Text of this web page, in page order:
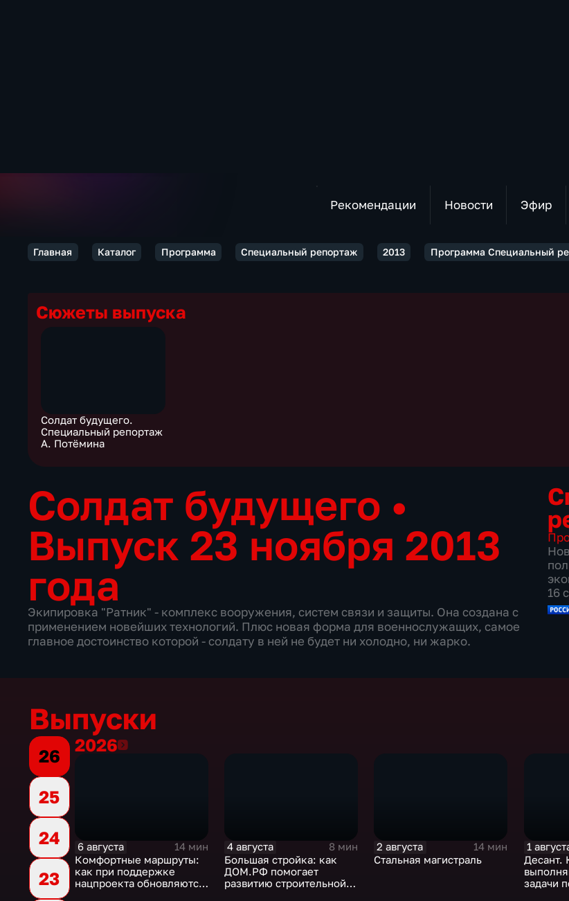
Рекомендации Новости Эфир
Главная Каталог Программа Специальный репортаж 2013 Программа Специальный
Сюжеты выпуска
Солдат будущего.
Специальный репортаж
А. Потёмина
Солдат будущего •
Выпуск 23 ноября 2013
года
Экипировка "Ратник" - комплекс вооружения, систем связи и защиты. Она создана с
применением новейших технологий. Плюс новая форма для военнослужащих, самое
главное достоинство которой - солдату в ней не будет ни холодно, ни жарко.
16
Выпуски
26
25
24
23
20262026
6 августа
14 мин
Комфортные маршруты:
как при поддержке
нацпроекта обновляются
4 августа
8 мин
Большая стройка: как
ДОМ.РФ помогает
развитию строительной
2 августа
14 мин
Стальная магистраль
1
Десант.
задачи